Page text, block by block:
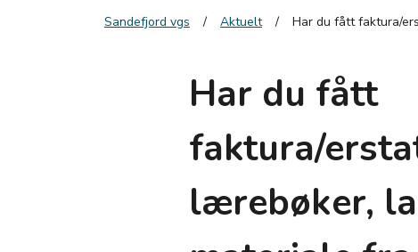
Sandefjord vgs Aktuelt Har du fått faktura/
Har du fått
faktura/
lærebøker,